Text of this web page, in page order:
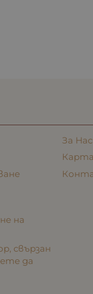
на
свързан
да
За Нас